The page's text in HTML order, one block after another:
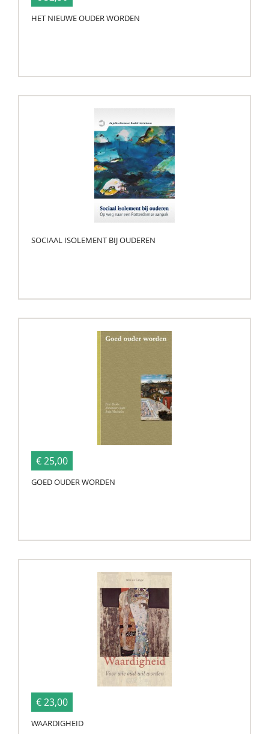
HET NIEUWE OUDER WORDEN
SOCIAAL ISOLEMENT BIJ OUDEREN
€ 25,00
GOED OUDER WORDEN
€ 23,00
WAARDIGHEID